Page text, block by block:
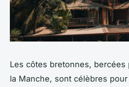
Les côtes bretonnes, bercées
la Manche, sont célèbres